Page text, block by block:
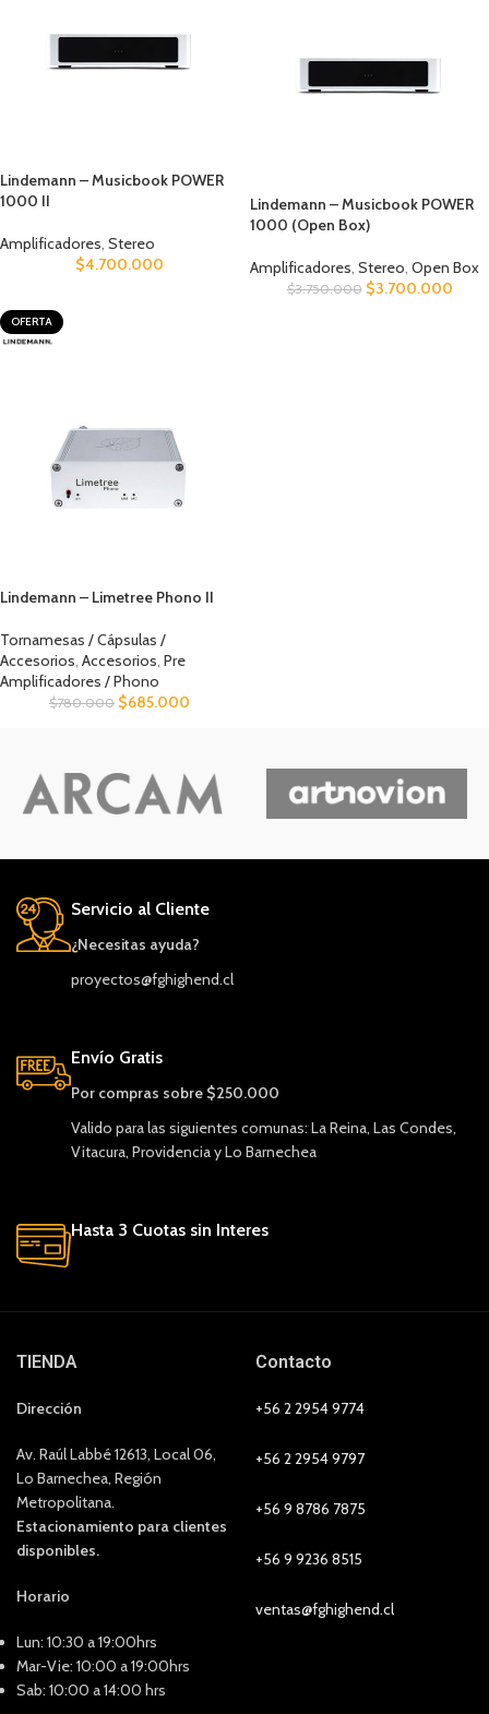
Lindemann – Musicbook POWER
1000 II
Amplificadores, Stereo
$4.700.000
Lindemann – Musicbook POWER
1000 (Open Box)
Amplificadores, Stereo, Open Box
$3.750.000 $3.700.000
OFERTA
Lindemann – Limetree Phono II
Tornamesas / Cápsulas /
Accesorios, Accesorios, Pre
Amplificadores / Phono
$780.000 $685.000
Servicio al Cliente
¿Necesitas ayuda?
proyectos@fghighend.cl
Envío Gratis
Por compras sobre $250.000
Valido para las siguientes comunas: La Reina, Las Condes,
Vitacura, Providencia y Lo Barnechea
Hasta 3 Cuotas sin Interes
TIENDA
Dirección
Av. Raúl Labbé 12613, Local 06,
Lo Barnechea, Región
Metropolitana.
Estacionamiento para clientes
disponibles.
Horario
Lun: 10:30 a 19:00hrs
Mar-Vie: 10:00 a 19:00hrs
Sab: 10:00 a 14:00 hrs
Contacto
+56 2 2954 9774
+56 2 2954 9797
+56 9 8786 7875
+56 9 9236 8515
ventas@fghighend.cl